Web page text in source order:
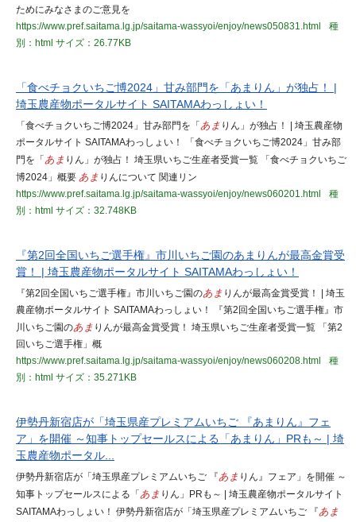
ためにみなさまのご意見を
https://www.pref.saitama.lg.jp/saitama-wassyoi/enjoy/news050831.html
種
別：html サイズ：26.77KB
「食べチョクいちご博2024」甘み部門を「あまりん」が独占！ |
埼玉農産物ポータルサイト SAITAMAわっしょい！
「食べチョクいちご博2024」甘み部門を「 あま りん」が独占！ | 埼玉農産物
ポータルサイト SAITAMAわっしょい！ 「食べチョクいちご博2024」甘み部
門を「 あま りん」が独占！ 埼玉県いちご生産者受賞一覧 「食べチョクいちご
博2024」概要 あま りんについて 関連リン
https://www.pref.saitama.lg.jp/saitama-wassyoi/enjoy/news060201.html
種
別：html サイズ：32.748KB
『第2回全国いちご選手権』市川いちご園のあまりんが最高金賞受
賞！ | 埼玉農産物ポータルサイト SAITAMAわっしょい！
『第2回全国いちご選手権』市川いちご園のあま りんが最高金賞受賞！ | 埼玉
農産物ポータルサイト SAITAMAわっしょい！ 『第2回全国いちご選手権』市
川いちご園のあま りんが最高金賞受賞！ 埼玉県いちご生産者受賞一覧 「第2
回いちご選手権」概
https://www.pref.saitama.lg.jp/saitama-wassyoi/enjoy/news060208.html
種
別：html サイズ：35.271KB
伊勢丹新宿店が「埼玉県産プレミアムいちご 『あまりん』フェ
ア」を開催 ～知事トップセールスによる「あまりん」PRも～ | 埼
玉農産物ポータル...
伊勢丹新宿店が「埼玉県産プレミアムいちご 『あま りん』フェア」を開催 ～
知事トップセールスによる「 あま りん」PRも～ | 埼玉農産物ポータルサイト
SAITAMAわっしょい！ 伊勢丹新宿店が「埼玉県産プレミアムいちご 『あま